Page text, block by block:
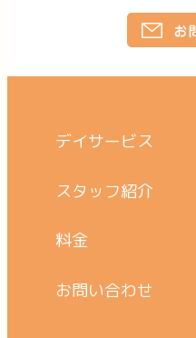
デイサービス
スタッフ紹介
料金
お問い合わせ